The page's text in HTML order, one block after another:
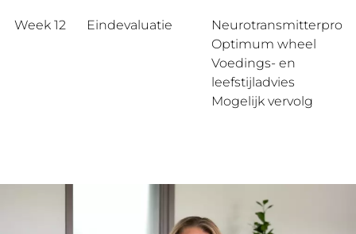
Week 12 Eindevaluatie
Optimum wheel
Voedings- en
leefstijladvies
Mogelijk vervolg